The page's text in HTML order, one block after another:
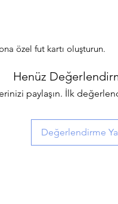
özel fut kartı oluşturun.
Henüz
paylaşın. İlk
Değerlendirme